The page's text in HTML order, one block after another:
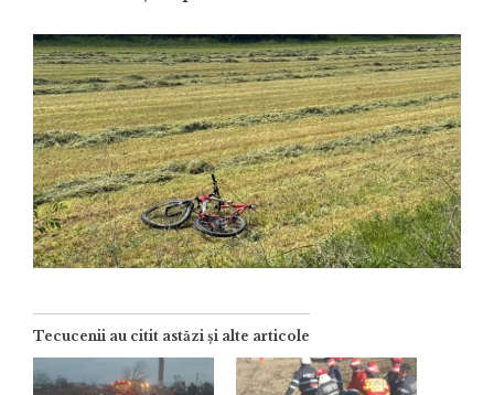
Tecucenii au citit astăzi și alte articole